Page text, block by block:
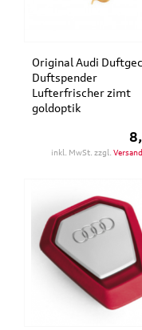
Original Audi
Duftspender
Lufterfrischer zimt
goldoptik
inkl. MwSt. zzgl.